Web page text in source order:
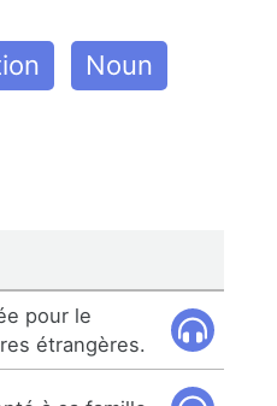
Noun
pour le
étrangères.